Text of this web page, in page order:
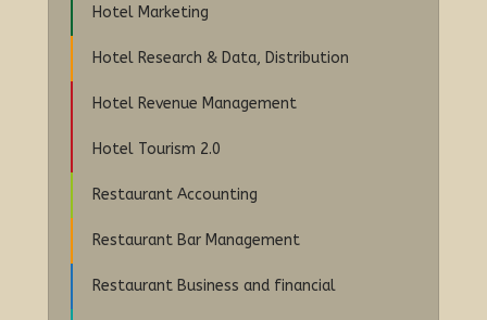
Hotel Marketing
Hotel Research & Data, Distribution
Hotel Revenue Management
Hotel Tourism 2.0
Restaurant Accounting
Restaurant Bar Management
Restaurant Business and financial